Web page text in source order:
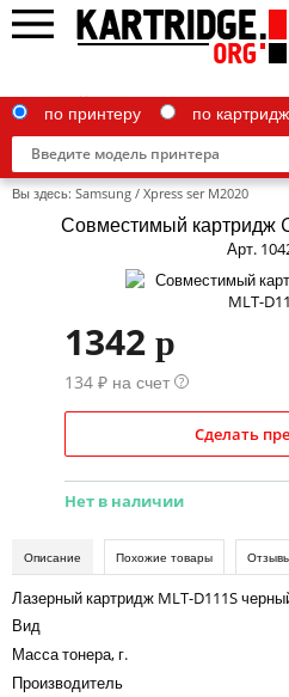
Canon
Epson
IBM
Kodak
Konica Minolta
Lexmark
по принтеру по
Вы здесь: Samsung / Xpress ser M2020
Совместимый картридж
Арт.
1342 p
134 ₽ на счет ?
Сделать
Нет в наличии
Описание Похожие товары
Лазерный картридж MLT-D111S
Вид
Масса тонера, г.
Производитель